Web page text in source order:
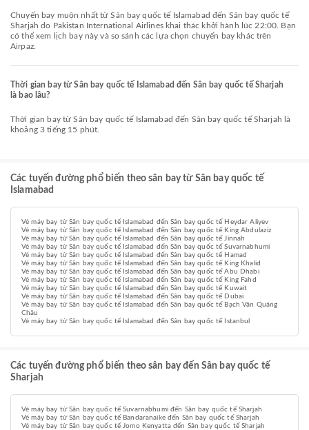
Chuyến bay muộn nhất từ Sân bay quốc tế Islamabad đến Sân bay quốc tế
Sharjah do Pakistan International Airlines khai thác khởi hành lúc 22:00. Bạn
có thể xem lịch bay này và so sánh các lựa chọn chuyến bay khác trên
Airpaz.
Thời gian bay từ Sân bay quốc tế Islamabad đến Sân bay quốc tế Sharjah
là bao lâu?
Thời gian bay từ Sân bay quốc tế Islamabad đến Sân bay quốc tế Sharjah là
khoảng 3 tiếng 15 phút.
Các tuyến đường phổ biến theo sân bay từ Sân bay quốc tế
Islamabad
Vé máy bay từ Sân bay quốc tế Islamabad đến Sân bay quốc tế Heydar Aliyev
Vé máy bay từ Sân bay quốc tế Islamabad đến Sân bay quốc tế King Abdulaziz
Vé máy bay từ Sân bay quốc tế Islamabad đến Sân bay quốc tế Jinnah
Vé máy bay từ Sân bay quốc tế Islamabad đến Sân bay quốc tế Suvarnabhumi
Vé máy bay từ Sân bay quốc tế Islamabad đến Sân bay quốc tế Hamad
Vé máy bay từ Sân bay quốc tế Islamabad đến Sân bay quốc tế King Khalid
Vé máy bay từ Sân bay quốc tế Islamabad đến Sân bay quốc tế Abu Dhabi
Vé máy bay từ Sân bay quốc tế Islamabad đến Sân bay quốc tế King Fahd
Vé máy bay từ Sân bay quốc tế Islamabad đến Sân bay quốc tế Kuwait
Vé máy bay từ Sân bay quốc tế Islamabad đến Sân bay quốc tế Dubai
Vé máy bay từ Sân bay quốc tế Islamabad đến Sân bay quốc tế Bạch Vân Quảng
Châu
Vé máy bay từ Sân bay quốc tế Islamabad đến Sân bay quốc tế Istanbul
Các tuyến đường phổ biến theo sân bay đến Sân bay quốc tế
Sharjah
Vé máy bay từ Sân bay quốc tế Suvarnabhumi đến Sân bay quốc tế Sharjah
Vé máy bay từ Sân bay quốc tế Bandaranaike đến Sân bay quốc tế Sharjah
Vé máy bay từ Sân bay quốc tế Jomo Kenyatta đến Sân bay quốc tế Sharjah